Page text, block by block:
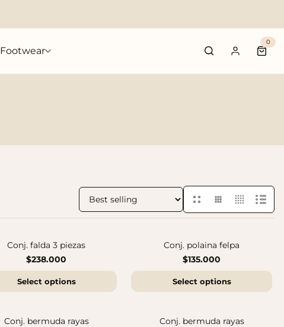
Footwear
Cart
0
Sort by:
Conj. falda 3 piezas
$238.000
Select options
Conj. polaina felpa
$135.000
Select options
Conj. bermuda rayas
Conj. bermuda rayas
Botas Splash Euri Borreguito
$175.000